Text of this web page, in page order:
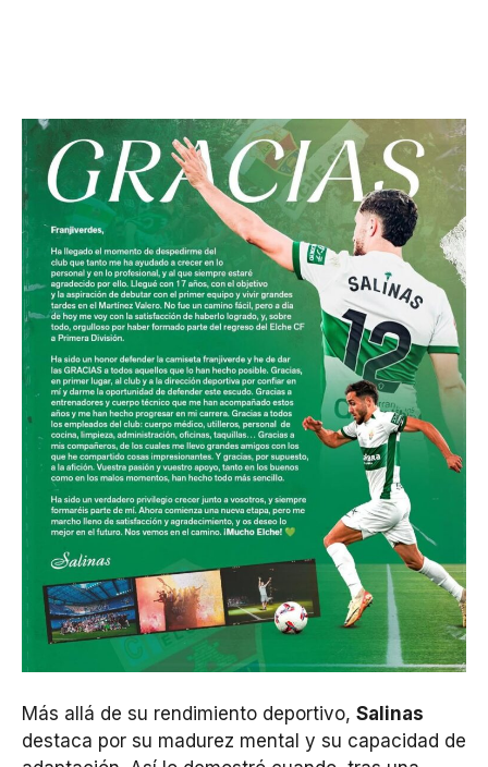
Más allá de su rendimiento deportivo, Salinas
destaca por su madurez mental y su capacidad de